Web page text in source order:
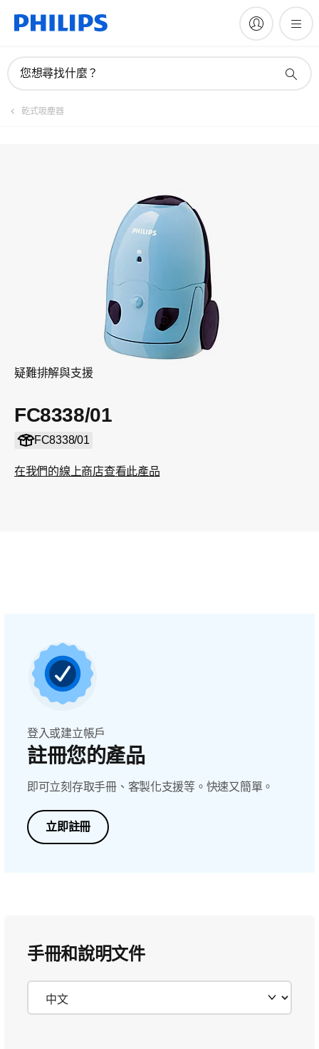
您想尋找什麼？
乾式吸塵器
疑難排解與支援
FC8338/01
FC8338/01
在我們的線上商店查看此產品
註冊產品
登入或建立帳戶
註冊您的產品
即可立刻存取手冊、客製化支援等。快速又簡單。
立即註冊
手冊和說明文件